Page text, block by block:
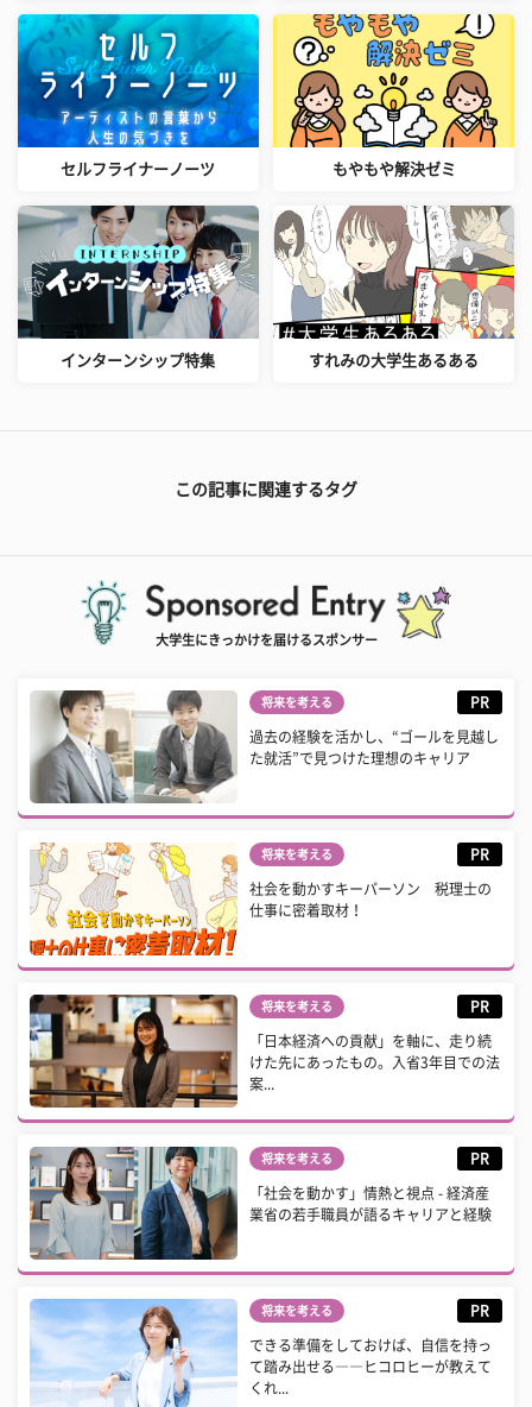
セルフライナーノーツ もやもや解決ゼミ
インターンシップ特集 すれみの大学生あるある
この記事に関連するタグ
大学生にきっかけを届けるスポンサー
将来を考える PR
過去の経験を活かし、“ゴールを見越し
た就活”で見つけた理想のキャリア
将来を考える PR
社会を動かすキーパーソン 税理士の
仕事に密着取材！
将来を考える PR
「日本経済への貢献」を軸に、走り続
けた先にあったもの。入省3年目での法
案...
将来を考える PR
「社会を動かす」情熱と視点 - 経済産
業省の若手職員が語るキャリアと経験
将来を考える PR
できる準備をしておけば、自信を持っ
て踏み出せる――ヒコロヒーが教えて
くれ...